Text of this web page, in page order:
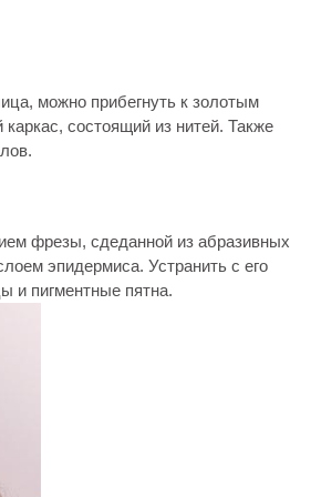
можно прибегнуть к золотым
состоящий из нитей. Также
фрезы, сдеданной из абразивных
эпидермиса. Устранить с его
и пигментные пятна.